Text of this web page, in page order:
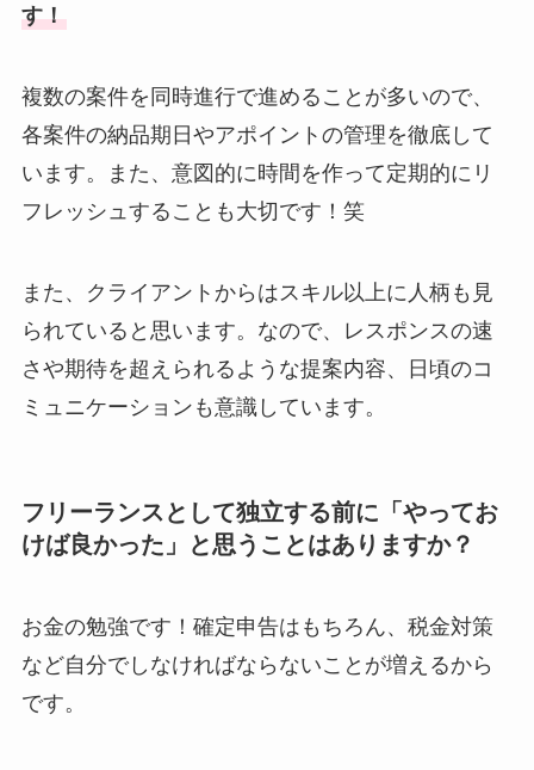
す！
複数の案件を同時進行で進めることが多いので、
各案件の納品期日やアポイントの管理を徹底して
います。また、意図的に時間を作って定期的にリ
フレッシュすることも大切です！笑
また、クライアントからはスキル以上に人柄も見
られていると思います。なので、レスポンスの速
さや期待を超えられるような提案内容、日頃のコ
ミュニケーションも意識しています。
フリーランスとして独立する前に「やってお
けば良かった」と思うことはありますか？
お金の勉強です！確定申告はもちろん、税金対策
など自分でしなければならないことが増えるから
です。